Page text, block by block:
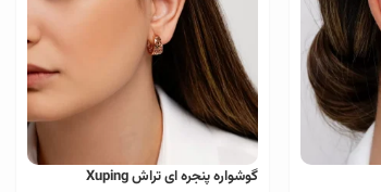
گوشواره پنجره ای تراش Xuping